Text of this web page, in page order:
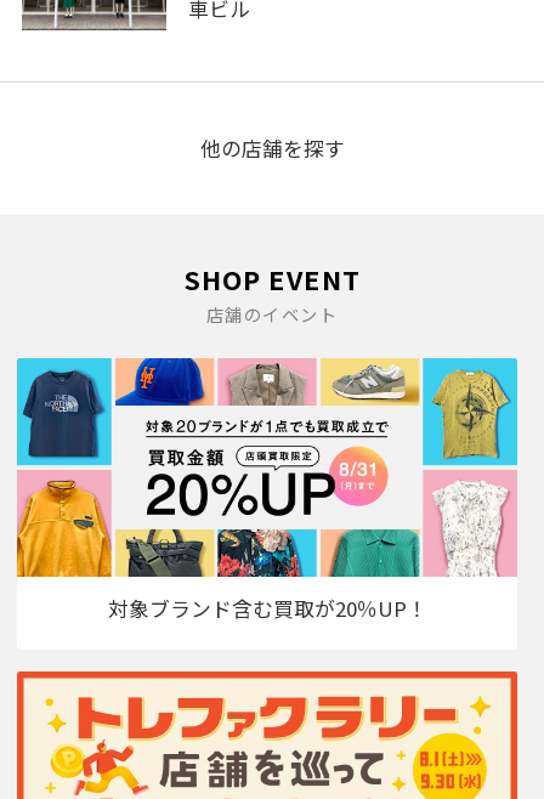
車ビル
他の店舗を探す
SHOP EVENT
店舗のイベント
対象ブランド含む買取が20％UP！